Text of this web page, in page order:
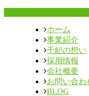
ホーム
事業紹介
千紀の想い
採用情報
会社概要
お問い合わ
BLOG